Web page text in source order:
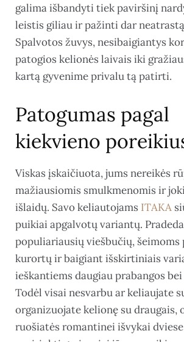
galima išbandyti tiek paviršinį
leistis giliau ir pažinti dar
Spalvotos žuvys, nesibaigiantys
patogios kelionės laivais iki
kartą gyvenime privalu tą patirti.
Patogumas pagal
kiekvieno
Viskas įskaičiuota, jums nereikės
mažiausiomis smulkmenomis ir
išlaidų. Savo keliautojams ITAKA
puikiai apgalvotų variantų.
populiariausių viešbučių,
kurortų ir baigiant išskirtiniais
ieškantiems daugiau prabangos
Todėl visai nesvarbu ar keliaujate
organizuojate kelionę su draugais,
ruošiatės romantinei išvykai